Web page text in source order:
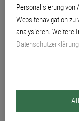
Personalisierung von
Websitenavigation zu
analysieren. Weitere
Datenschutzerklärung